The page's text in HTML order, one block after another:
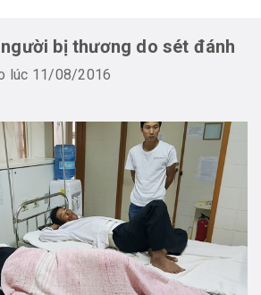
bị thương do sét đánh
lúc 11/08/2016